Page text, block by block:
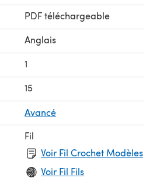
PDF téléchargeable
Anglais
1
15
Avancé
Fil
Voir Fil Crochet Modèles
Voir Fil Fils